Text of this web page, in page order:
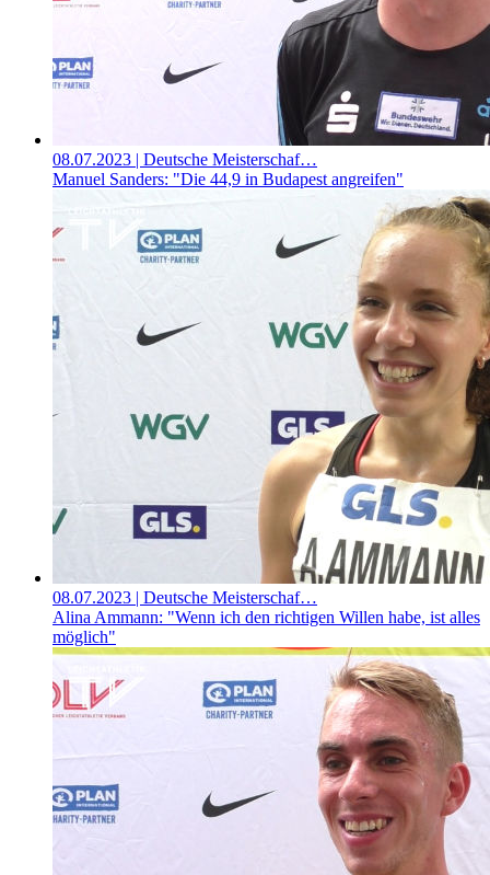
08.07.2023 | Deutsche Meisterschaf…
Manuel Sanders: "Die 44,9 in Budapest angreifen"
08.07.2023 | Deutsche Meisterschaf…
Alina Ammann: "Wenn ich den richtigen Willen habe, ist alles
möglich"